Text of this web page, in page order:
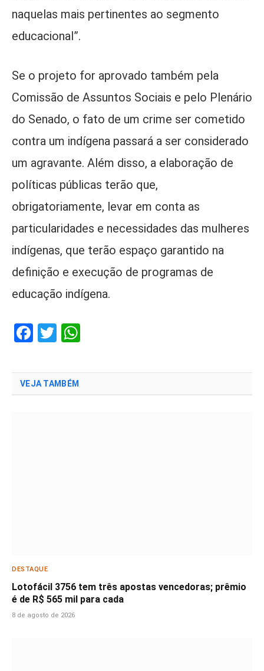
naquelas mais pertinentes ao segmento
educacional”.
Se o projeto for aprovado também pela
Comissão de Assuntos Sociais e pelo Plenário
do Senado, o fato de um crime ser cometido
contra um indígena passará a ser considerado
um agravante. Além disso, a elaboração de
políticas públicas terão que,
obrigatoriamente, levar em conta as
particularidades e necessidades das mulheres
indígenas, que terão espaço garantido na
definição e execução de programas de
educação indígena.
Facebook
Twitter
VEJA TAMBÉM
DESTAQUE
Lotofácil 3756 tem três apostas vencedoras; prêmio
é de R$ 565 mil para cada
8 de agosto de 2026